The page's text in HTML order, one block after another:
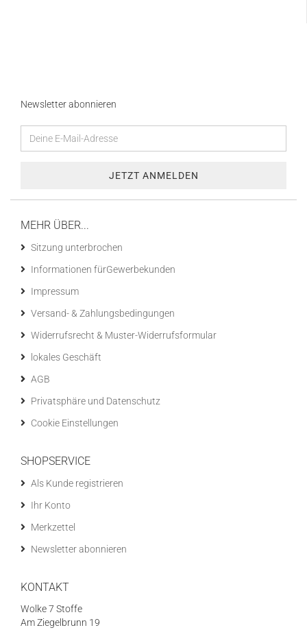
Newsletter abonnieren
MEHR ÜBER...
Sitzung unterbrochen
Informationen fürGewerbekunden
Impressum
Versand- & Zahlungsbedingungen
Widerrufsrecht & Muster-Widerrufsformular
lokales Geschäft
AGB
Privatsphäre und Datenschutz
Cookie Einstellungen
SHOPSERVICE
Als Kunde registrieren
Ihr Konto
Merkzettel
Newsletter abonnieren
KONTAKT
Wolke 7 Stoffe
Am Ziegelbrunn 19